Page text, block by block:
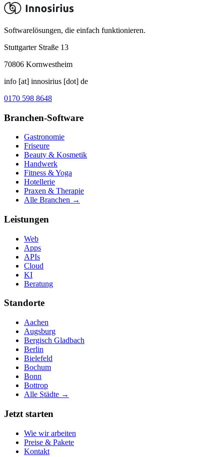
Softwarelösungen, die einfach funktionieren.
Stuttgarter Straße 13
70806 Kornwestheim
info [at] innosirius [dot] de
0170 598 8648
Branchen-Software
Gastronomie
Friseure
Beauty & Kosmetik
Handwerk
Fitness & Yoga
Hotellerie
Praxen & Therapie
Alle Branchen →
Leistungen
Web
Apps
APIs
Cloud
KI
Beratung
Standorte
Aachen
Augsburg
Bergisch Gladbach
Berlin
Bielefeld
Bochum
Bonn
Bottrop
Alle Städte →
Jetzt starten
Wie wir arbeiten
Preise & Pakete
Kontakt